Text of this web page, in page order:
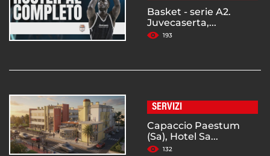
Basket - serie A2.
Juvecaserta,...
193
SERVIZI
Capaccio Paestum
(Sa), Hotel Sa...
132